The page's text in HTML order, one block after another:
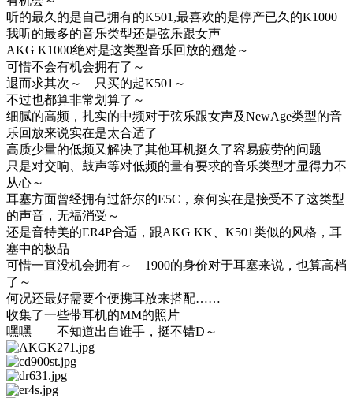
听的最久的是自己拥有的K501,最喜欢的是停产已久的K1000
我听的最多的音乐类型还是弦乐跟女声
AKG K1000绝对是这类型音乐回放的翘楚～
可惜不会有机会拥有了～
退而求其次～ 只买的起K501～
不过也都算非常划算了～
细腻的高频，扎实的中频对于弦乐跟女声及NewAge类型的音
乐回放来说实在是太合适了
高质少量的低频又解决了其他耳机挺久了容易疲劳的问题
只是对交响、鼓声等对低频的量有要求的音乐类型才显得力不
从心～
耳塞方面曾经拥有过舒尔的E5C，奈何实在是接受不了这类型
的声音，无福消受～
还是音特美的ER4P合适，跟AKG KK、K501类似的风格，耳
塞中的极品
可惜一直没机会拥有～ 1900的身价对于耳塞来说，也算高档
了～
何况还最好需要个便携耳放来搭配……
收集了一些带耳机的MM的照片
嘿嘿 不知道出自谁手，挺不错D～